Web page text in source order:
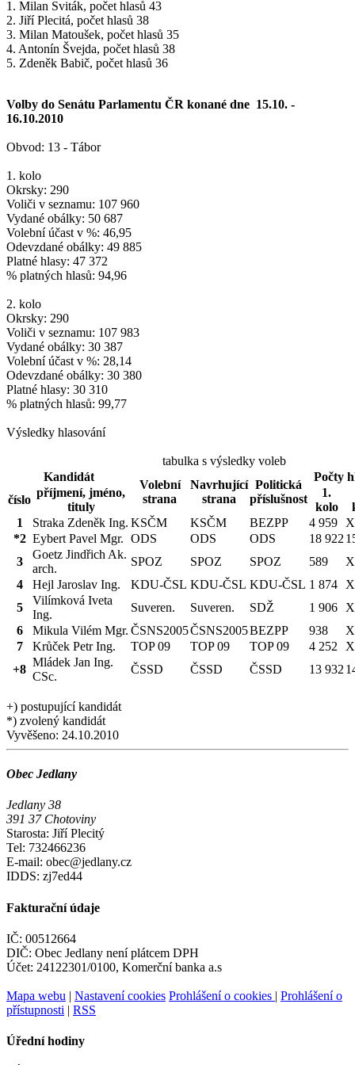
1. Milan Sviták, počet hlasů 43
2. Jiří Plecitá, počet hlasů 38
3. Milan Matoušek, počet hlasů 35
4. Antonín Švejda, počet hlasů 38
5. Zdeněk Babič, počet hlasů 36
Volby do Senátu Parlamentu ČR konané dne 15.10. -
16.10.2010
Obvod: 13 - Tábor
1. kolo
Okrsky: 290
Voliči v seznamu: 107 960
Vydané obálky: 50 687
Volební účast v %: 46,95
Odevzdané obálky: 49 885
Platné hlasy: 47 372
% platných hlasů: 94,96
2. kolo
Okrsky: 290
Voliči v seznamu: 107 983
Vydané obálky: 30 387
Volební účast v %: 28,14
Odevzdané obálky: 30 380
Platné hlasy: 30 310
% platných hlasů: 99,77
Výsledky hlasování
tabulka s výsledky voleb
Kandidát
Volební
strana
Navrhující
strana
Politická
příslušnost
Počty
číslo
příjmení, jméno,
tituly
1.
kolo
1
Straka Zdeněk Ing. KSČM KSČM BEZPP 4 959
X
*2 Eybert Pavel Mgr. ODS ODS ODS 18 922
3
Goetz Jindřich Ak.
arch.
SPOZ SPOZ SPOZ 589
X
4
Hejl Jaroslav Ing. KDU-ČSL KDU-ČSL KDU-ČSL 1 874
X
5
Vilímková Iveta
Ing.
Suveren. Suveren. SDŽ 1 906
X
6
Mikula Vilém Mgr. ČSNS2005ČSNS2005BEZPP 938
X
7
Krůček Petr Ing. TOP 09 TOP 09 TOP 09 4 252
X
+8
Mládek Jan Ing.
CSc.
ČSSD ČSSD ČSSD 13 932
+) postupující kandidát
*) zvolený kandidát
Vyvěšeno: 24.10.2010
Obec Jedlany
Jedlany 38
391 37 Chotoviny
Starosta: Jiří Plecitý
Tel: 732466236
E-mail: obec@jedlany.cz
IDDS: zj7ed44
Fakturační údaje
IČ: 00512664
DIČ: Obec Jedlany není plátcem DPH
Účet: 24122301/0100, Komerční banka a.s
Mapa webu | Nastavení cookies Prohlášení o cookies | Prohlášení o
přístupnosti | RSS
Úřední hodiny